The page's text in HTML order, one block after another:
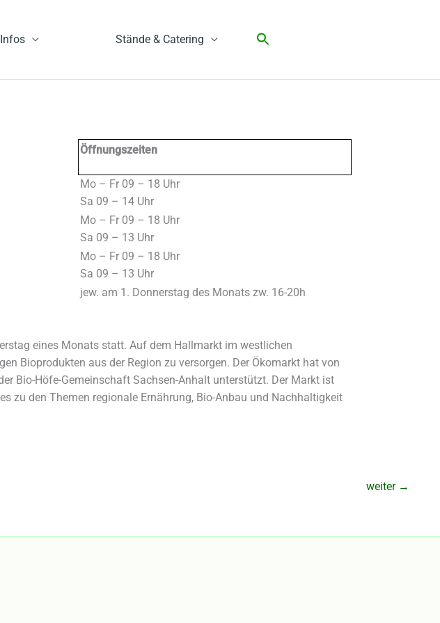
Infos Stände & Catering
Öffnungszeiten
Mo – Fr 09 – 18 Uhr
Sa 09 – 14 Uhr
Mo – Fr 09 – 18 Uhr
Sa 09 – 13 Uhr
Mo – Fr 09 – 18 Uhr
Sa 09 – 13 Uhr
jew. am 1. Donnerstag des Monats zw. 16-20h
eines Monats statt. Auf dem Hallmarkt im westlichen
Bioprodukten aus der Region zu versorgen. Der Ökomarkt hat von
Bio-Höfe-Gemeinschaft Sachsen-Anhalt unterstützt. Der Markt ist
zu den Themen regionale Ernährung, Bio-Anbau und Nachhaltigkeit
weiter →